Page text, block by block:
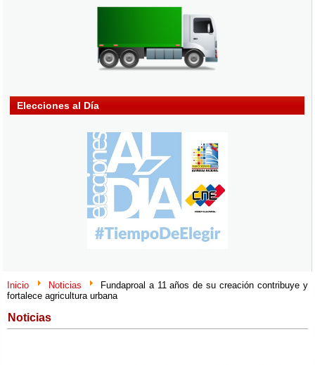
Elecciones al Día
Inicio Noticias
Fundaproal a 11 años de su creación contribuye y
fortalece agricultura urbana
Noticias